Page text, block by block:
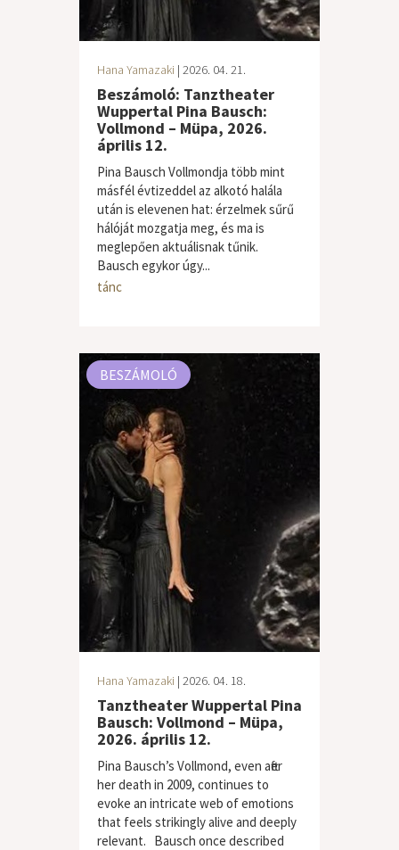
Hana Yamazaki | 2026. 04. 21.
Beszámoló: Tanztheater
Wuppertal Pina Bausch:
Vollmond – Müpa, 2026.
április 12.
Pina Bausch Vollmondja több mint
másfél évtizeddel az alkotó halála
után is elevenen hat: érzelmek sűrű
hálóját mozgatja meg, és ma is
meglepően aktuálisnak tűnik.
Bausch egykor úgy...
tánc
BESZÁMOLÓ
Hana Yamazaki | 2026. 04. 18.
Tanztheater Wuppertal Pina
Bausch: Vollmond – Müpa,
2026. április 12.
Pina Bausch’s Vollmond, even after
her death in 2009, continues to
evoke an intricate web of emotions
that feels strikingly alive and deeply
relevant. Bausch once described